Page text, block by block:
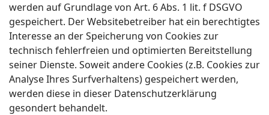
werden auf Grundlage von Art. 6 Abs. 1 lit. f DSGVO
gespeichert. Der Websitebetreiber hat ein berechtigtes
Interesse an der Speicherung von Cookies zur
technisch fehlerfreien und optimierten Bereitstellung
seiner Dienste. Soweit andere Cookies (z.B. Cookies zur
Analyse Ihres Surfverhaltens) gespeichert werden,
werden diese in dieser Datenschutzerklärung
gesondert behandelt.